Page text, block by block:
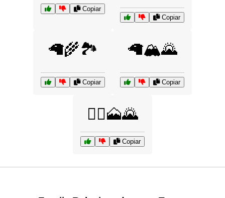
Copiar
Copiar
🦙🌾🏞️
Copiar
🦙🏔️🌄
Copiar
🧗‍♂️🗻🌄
Copiar